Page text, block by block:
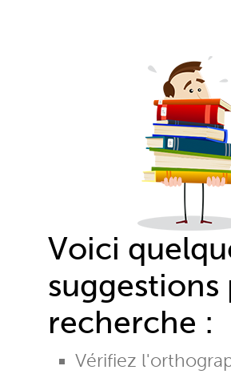
Voici
suggestions
recherche :
Vérifiez